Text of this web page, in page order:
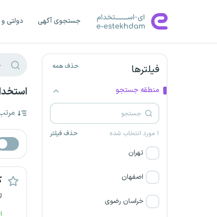
جستجوی آگهی دولتی
فیلترها حذف همه
منطقه جستجو
۱ مورد انتخاب شده حذف فیلتر
تهران
اصفهان
خراسان رضوی